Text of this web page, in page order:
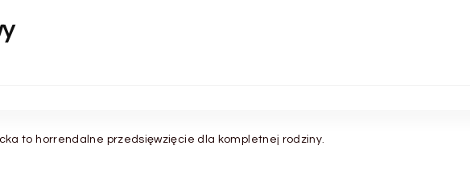
to horrendalne przedsięwzięcie dla kompletnej rodziny.